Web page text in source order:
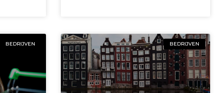
BEDRIJVEN BEDRIJVEN